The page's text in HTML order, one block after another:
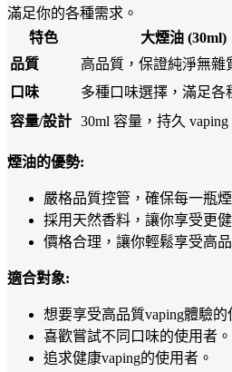
滿足你的各種需求。
特色
大煙油 (30ml)
品質
高品質，保證純淨無雜
口味
多種口味選擇，滿足各
容量/設計 30ml 容量，持久
煙油的優勢:
嚴格品質控管，確保每一瓶
採用天然香料，讓你享受更健
價格合理，讓你輕鬆享受高
適合對象:
想要享受高品質vaping體驗的
喜歡嘗試不同口味的使用者。
追求健康vaping的使用者。